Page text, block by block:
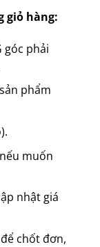
giỏ hàng:
góc phải
phẩm
nếu muốn
nhật giá
để chốt đơn,